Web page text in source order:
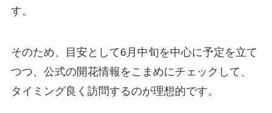
す。
そのため、目安として6月中旬を中心に予定を立て
つつ、公式の開花情報をこまめにチェックして、
タイミング良く訪問するのが理想的です。